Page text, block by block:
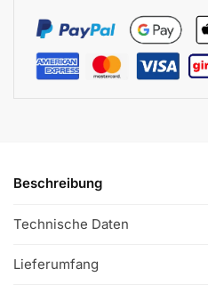
Beschreibung
Technische Daten
Lieferumfang